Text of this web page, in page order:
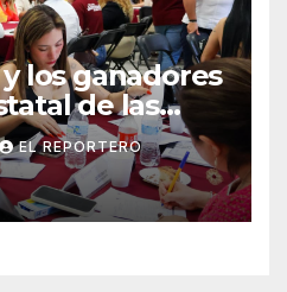
los ganadores
de las
EL REPORTERO